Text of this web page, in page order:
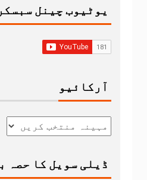
یوٹیوب چینل
آرکائیو
ڈیلی سویل کا حصہ